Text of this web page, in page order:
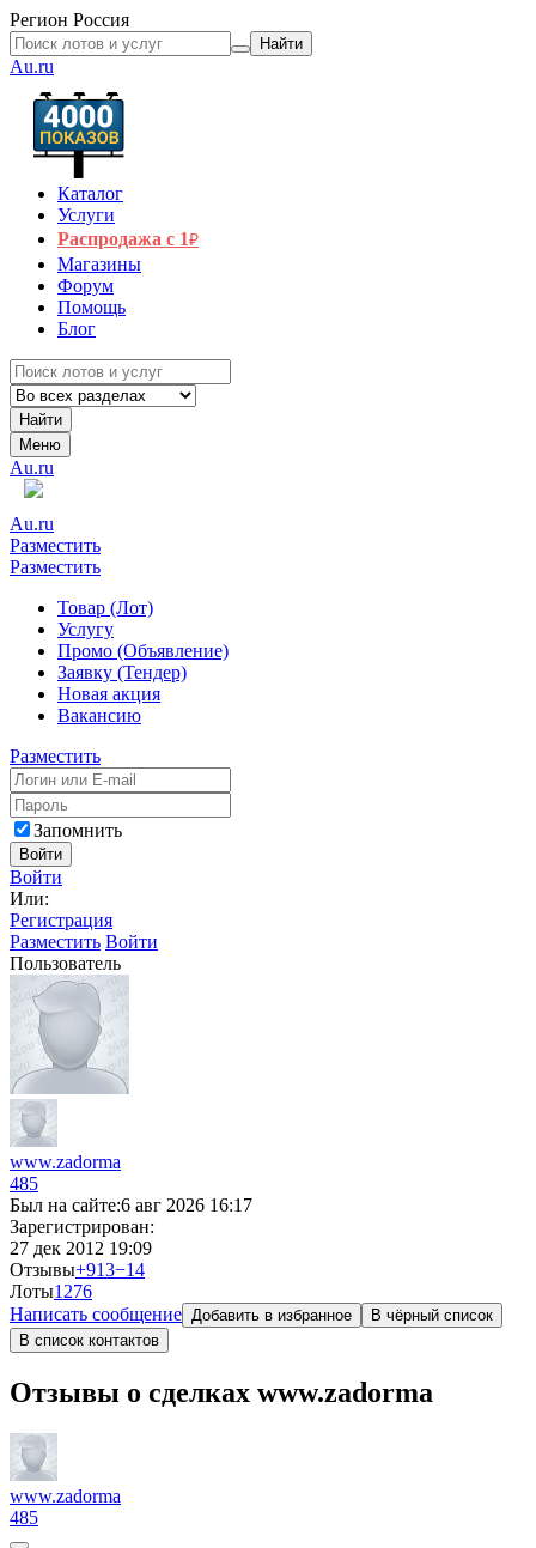
Регион Россия
Найти
Au.ru
Каталог
Услуги
Распродажа с 1₽
Магазины
Форум
Помощь
Блог
Найти
Меню
Au.ru
Au.ru
Разместить
Разместить
Товар (Лот)
Услугу
Промо (Объявление)
Заявку (Тендер)
Новая акция
Вакансию
Разместить
Запомнить
Войти
Войти
Или:
Регистрация
Разместить Войти
Пользователь
www.zadorma
485
Был на сайте:6 авг 2026 16:17
Зарегистрирован:
27 дек 2012 19:09
Отзывы+913−14
Лоты1276
Написать сообщение Добавить в избранное
В чёрный список
В список контактов
Отзывы о сделках www.zadorma
www.zadorma
485